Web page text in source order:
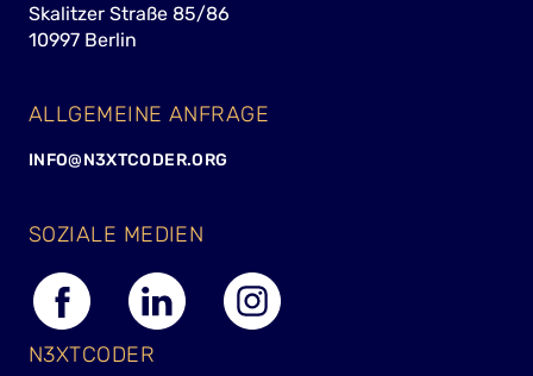
Skalitzer Straße 85/86
10997 Berlin
ALLGEMEINE ANFRAGE
INFO@N3XTCODER.ORG
SOZIALE MEDIEN
N3XTCODER